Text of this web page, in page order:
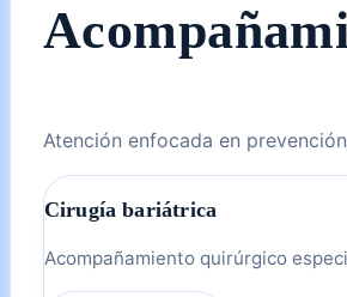
Atención enfocada en
Cirugía bariátrica
Acompañamiento quirúrgico